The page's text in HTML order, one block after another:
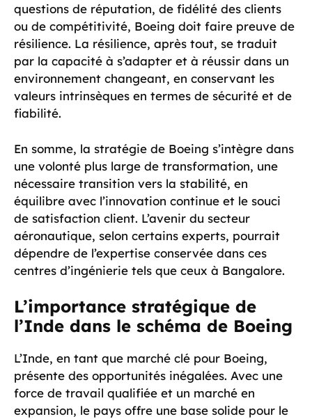
questions de réputation, de fidélité des clients
ou de compétitivité, Boeing doit faire preuve de
résilience. La résilience, après tout, se traduit
par la capacité à s’adapter et à réussir dans un
environnement changeant, en conservant les
valeurs intrinsèques en termes de sécurité et de
fiabilité.
En somme, la stratégie de Boeing s’intègre dans
une volonté plus large de transformation, une
nécessaire transition vers la stabilité, en
équilibre avec l’innovation continue et le souci
de satisfaction client. L’avenir du secteur
aéronautique, selon certains experts, pourrait
dépendre de l’expertise conservée dans ces
centres d’ingénierie tels que ceux à Bangalore.
L’importance stratégique de
l’Inde dans le schéma de Boeing
L’Inde, en tant que marché clé pour Boeing,
présente des opportunités inégalées. Avec une
force de travail qualifiée et un marché en
expansion, le pays offre une base solide pour le